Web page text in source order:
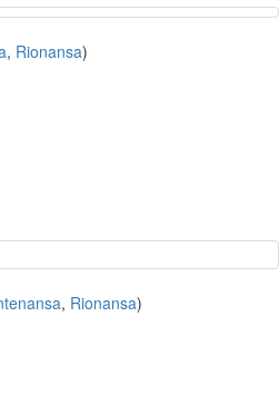
, Rionansa)
, Rionansa)